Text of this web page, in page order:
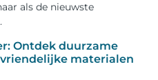
als de nieuwste
Ontdek duurzame
materialen